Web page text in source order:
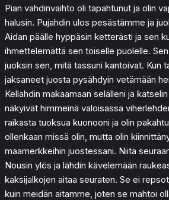
Pian vahdinvaihto oli tapahtunut ja olin
halusin. Pujahdin ulos pesästämme ja
Aidan päälle hyppäsin ketterästi ja sen
ihmettelemättä sen toiselle puolelle.
juoksin sen, mitä tassuni kantoivat. Kun
jaksaneet juosta pysähdyin vetämään
Kellahdin makaamaan selälleni ja
näkyivät himmeinä valoisassa
raikasta tuoksua kuonooni ja olin
ollenkaan missä olin, mutta olin
maamerkkeihin juostessani. Niitä
Nousin ylös ja lähdin kävelemään
kaksijalkojen aitaa seuraten. Se ei
kuin meidän aitamme, joten se mahtoi